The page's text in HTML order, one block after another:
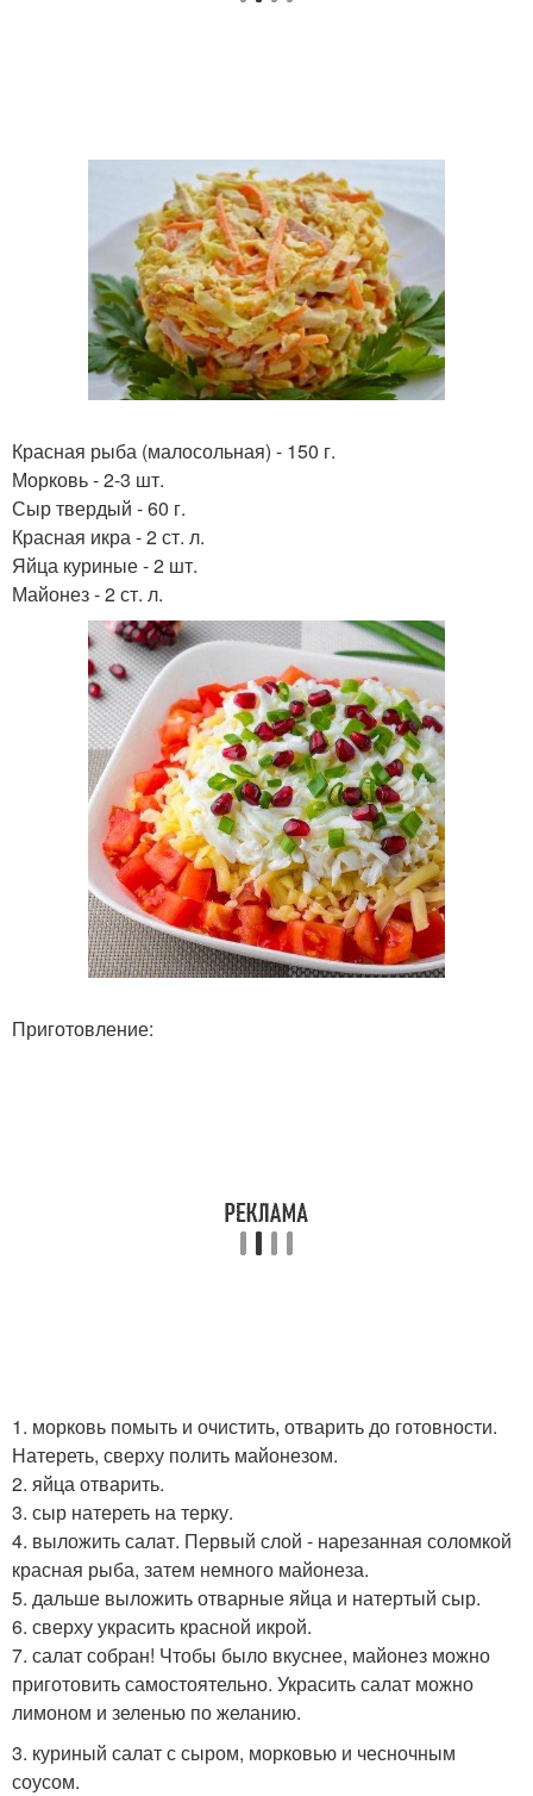
Красная рыба (малосольная) - 150 г.
Морковь - 2-3 шт.
Сыр твердый - 60 г.
Красная икра - 2 ст. л.
Яйца куриные - 2 шт.
Майонез - 2 ст. л.
Приготовление:
1. морковь помыть и очистить, отварить до готовности.
Натереть, сверху полить майонезом.
2. яйца отварить.
3. сыр натереть на терку.
4. выложить салат. Первый слой - нарезанная соломкой
красная рыба, затем немного майонеза.
5. дальше выложить отварные яйца и натертый сыр.
6. сверху украсить красной икрой.
7. салат собран! Чтобы было вкуснее, майонез можно
приготовить самостоятельно. Украсить салат можно
лимоном и зеленью по желанию.
3. куриный салат с сыром, морковью и чесночным
соусом.